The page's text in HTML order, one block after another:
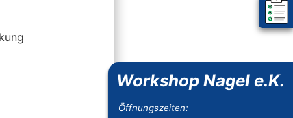
Mein
Workshop Nagel e.K.
Öffnungszeiten: